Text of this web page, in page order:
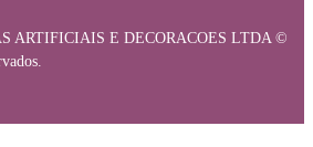
ARTIFICIAIS E DECORACOES LTDA ©